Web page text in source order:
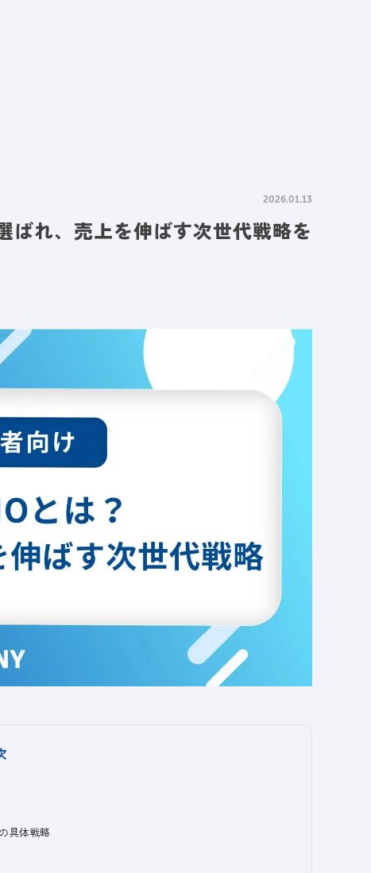
2026.01.13
ばれ、売上を伸ばす次世代戦略を
具体戦略